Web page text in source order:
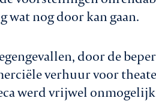
nog door kan gaan.
door de
verhuur voor
werd vrijwel